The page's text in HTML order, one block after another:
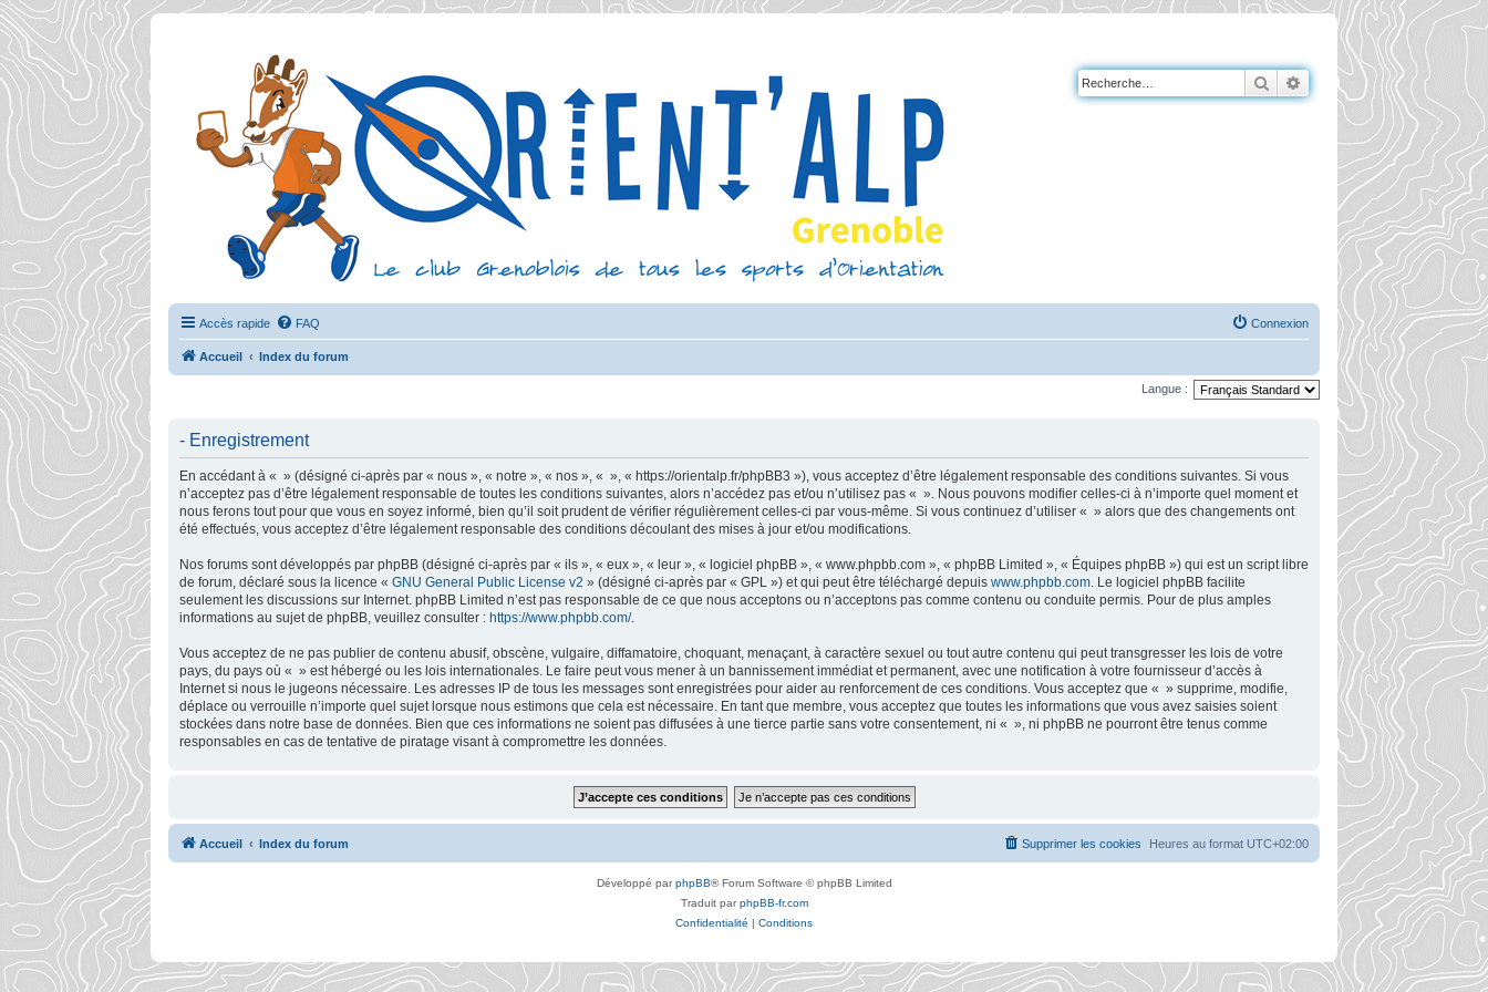
RechercherRecherche avancée
Accès rapide FAQ Connexion
Accueil Index du forum
Langue :
- Enregistrement
En accédant à « » (désigné ci-après par « nous », « notre », « nos », « », « https://orientalp.fr/phpBB3 »), vous acceptez d’être légalement responsable des conditions suivantes. Si vous
n’acceptez pas d’être légalement responsable de toutes les conditions suivantes, alors n’accédez pas et/ou n’utilisez pas « ». Nous pouvons modifier celles-ci à n’importe quel moment et
nous ferons tout pour que vous en soyez informé, bien qu’il soit prudent de vérifier régulièrement celles-ci par vous-même. Si vous continuez d’utiliser « » alors que des changements ont
été effectués, vous acceptez d’être légalement responsable des conditions découlant des mises à jour et/ou modifications.
Nos forums sont développés par phpBB (désigné ci-après par « ils », « eux », « leur », « logiciel phpBB », « www.phpbb.com », « phpBB Limited », « Équipes phpBB ») qui est un script libre
de forum, déclaré sous la licence « GNU General Public License v2 » (désigné ci-après par « GPL ») et qui peut être téléchargé depuis www.phpbb.com . Le logiciel phpBB facilite
seulement les discussions sur Internet. phpBB Limited n’est pas responsable de ce que nous acceptons ou n’acceptons pas comme contenu ou conduite permis. Pour de plus amples
informations au sujet de phpBB, veuillez consulter : https://www.phpbb.com/.
Vous acceptez de ne pas publier de contenu abusif, obscène, vulgaire, diffamatoire, choquant, menaçant, à caractère sexuel ou tout autre contenu qui peut transgresser les lois de votre
pays, du pays où « » est hébergé ou les lois internationales. Le faire peut vous mener à un bannissement immédiat et permanent, avec une notification à votre fournisseur d’accès à
Internet si nous le jugeons nécessaire. Les adresses IP de tous les messages sont enregistrées pour aider au renforcement de ces conditions. Vous acceptez que « » supprime, modifie,
déplace ou verrouille n’importe quel sujet lorsque nous estimons que cela est nécessaire. En tant que membre, vous acceptez que toutes les informations que vous avez saisies soient
stockées dans notre base de données. Bien que ces informations ne soient pas diffusées à une tierce partie sans votre consentement, ni « », ni phpBB ne pourront être tenus comme
responsables en cas de tentative de piratage visant à compromettre les données.
Accueil Index du forum Heures au format UTC+02:00
Supprimer les cookies
Développé parphpBB® Forum Software © phpBB Limited
Traduit parphpBB-fr.com
Confidentialité | Conditions